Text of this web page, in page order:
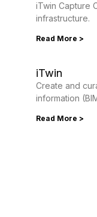
iTwin Capture
infrastructure.
Read More >
iTwin
Create and
information
Read More >